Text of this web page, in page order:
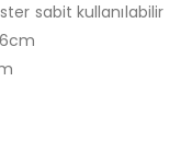
sabit kullanılabilir